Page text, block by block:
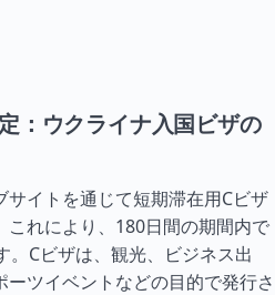
：ウクライナ入国ビザの
イトを通じて短期滞在用Cビザ
これにより、180日間の期間内で
Cビザは、観光、ビジネス出
ツイベントなどの目的で発行さ